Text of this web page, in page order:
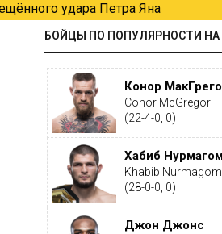
удара Петра Яна
БОЙЦЫ ПО ПОПУЛЯРНОСТИ НА
Конор
Conor McGregor
(22-4-0, 0)
Хабиб
Khabib
(28-0-0, 0)
Джон Джонс